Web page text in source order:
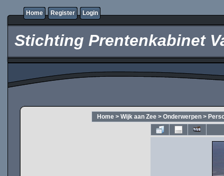
Home Register Login
Stichting Prentenkabinet
Home > Wijk aan Zee > Onderwerpen >